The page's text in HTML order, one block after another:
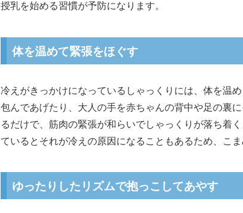
授乳を始める習慣が予防になります。
体を温めて緊張をほぐす
冷えがきっかけになっているしゃっくりには、体を温
包んであげたり、大人の手を赤ちゃんの背中や足の裏
るだけで、筋肉の緊張が和らいでしゃっくりが落ち着
ているとそれが冷えの原因になることもあるため、こま
ゆったりしたリズムで抱っこしてあやす